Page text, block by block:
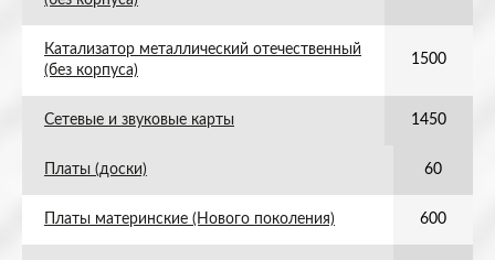
Катализатор металлический отечественный
(без корпуса)
1500
Сетевые и звуковые карты 1450
Платы (доски) 60
Платы материнские (Нового поколения) 600